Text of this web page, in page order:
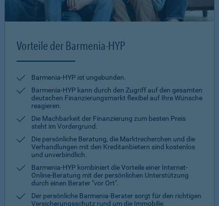
Vorteile der Barmenia-HYP
Barmenia-HYP ist ungebunden.
Barmenia-HYP kann durch den Zugriff auf den gesamten
deutschen Finanzierungsmarkt flexibel auf Ihre Wünsche
reagieren.
Die Machbarkeit der Finanzierung zum besten Preis
steht im Vordergrund.
Die persönliche Beratung, die Marktrecherchen und die
Verhandlungen mit den Kreditanbietern sind kostenlos
und unverbindlich.
Barmenia-HYP kombiniert die Vorteile einer Internet-
Online-Beratung mit der persönlichen Unterstützung
durch einen Berater "vor Ort".
Der persönliche Barmenia-Berater sorgt für den richtigen
Versicherungsschutz rund um die Immobilie.